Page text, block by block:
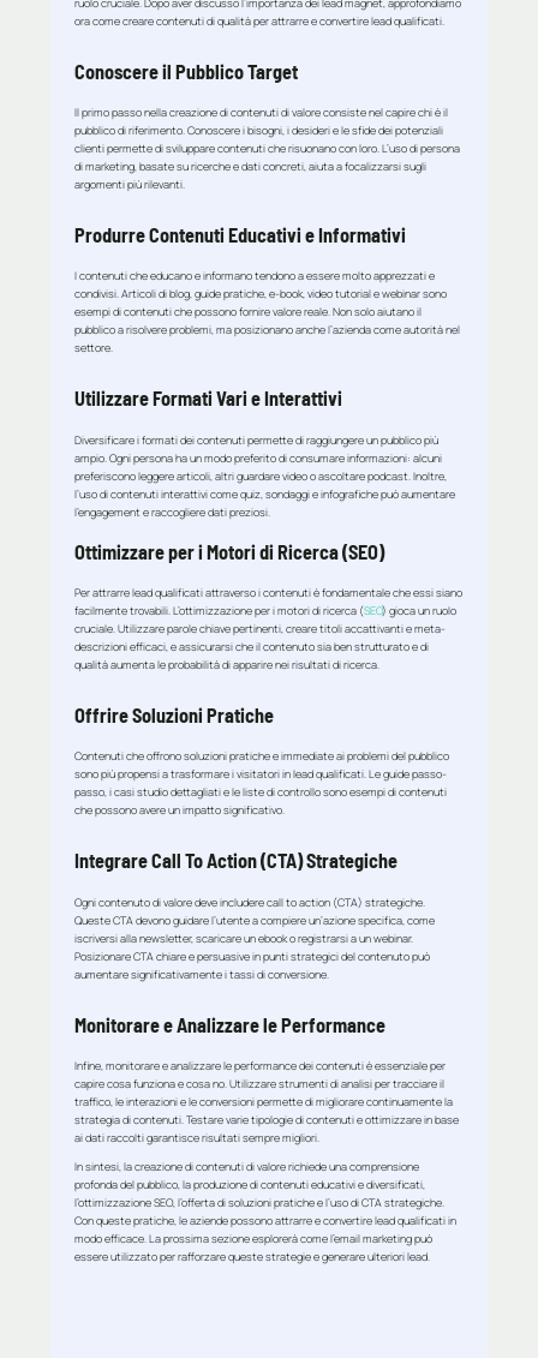
ora come creare contenuti di qualità per attrarre e convertire lead qualificati.
Conoscere il Pubblico Target
Il primo passo nella creazione di contenuti di valore consiste nel capire chi è il
pubblico di riferimento. Conoscere i bisogni, i desideri e le sfide dei potenziali
clienti permette di sviluppare contenuti che risuonano con loro. L’uso di persona
di marketing, basate su ricerche e dati concreti, aiuta a focalizzarsi sugli
argomenti più rilevanti.
Produrre Contenuti Educativi e Informativi
I contenuti che educano e informano tendono a essere molto apprezzati e
condivisi. Articoli di blog, guide pratiche, e-book, video tutorial e webinar sono
esempi di contenuti che possono fornire valore reale. Non solo aiutano il
pubblico a risolvere problemi, ma posizionano anche l’azienda come autorità nel
settore.
Utilizzare Formati Vari e Interattivi
Diversificare i formati dei contenuti permette di raggiungere un pubblico più
ampio. Ogni persona ha un modo preferito di consumare informazioni: alcuni
preferiscono leggere articoli, altri guardare video o ascoltare podcast. Inoltre,
l’uso di contenuti interattivi come quiz, sondaggi e infografiche può aumentare
l’engagement e raccogliere dati preziosi.
Ottimizzare per i Motori di Ricerca (SEO)
Per attrarre lead qualificati attraverso i contenuti è fondamentale che essi siano
facilmente trovabili. L’ottimizzazione per i motori di ricerca (SEO) gioca un ruolo
cruciale. Utilizzare parole chiave pertinenti, creare titoli accattivanti e meta-
descrizioni efficaci, e assicurarsi che il contenuto sia ben strutturato e di
qualità aumenta le probabilità di apparire nei risultati di ricerca.
Offrire Soluzioni Pratiche
Contenuti che offrono soluzioni pratiche e immediate ai problemi del pubblico
sono più propensi a trasformare i visitatori in lead qualificati. Le guide passo-
passo, i casi studio dettagliati e le liste di controllo sono esempi di contenuti
che possono avere un impatto significativo.
Integrare Call To Action (CTA) Strategiche
Ogni contenuto di valore deve includere call to action (CTA) strategiche.
Queste CTA devono guidare l’utente a compiere un’azione specifica, come
iscriversi alla newsletter, scaricare un ebook o registrarsi a un webinar.
Posizionare CTA chiare e persuasive in punti strategici del contenuto può
aumentare significativamente i tassi di conversione.
Monitorare e Analizzare le Performance
Infine, monitorare e analizzare le performance dei contenuti è essenziale per
capire cosa funziona e cosa no. Utilizzare strumenti di analisi per tracciare il
traffico, le interazioni e le conversioni permette di migliorare continuamente la
strategia di contenuti. Testare varie tipologie di contenuti e ottimizzare in base
ai dati raccolti garantisce risultati sempre migliori.
In sintesi, la creazione di contenuti di valore richiede una comprensione
profonda del pubblico, la produzione di contenuti educativi e diversificati,
l’ottimizzazione SEO, l’offerta di soluzioni pratiche e l’uso di CTA strategiche.
Con queste pratiche, le aziende possono attrarre e convertire lead qualificati in
modo efficace. La prossima sezione esplorerà come l’email marketing può
essere utilizzato per rafforzare queste strategie e generare ulteriori lead.